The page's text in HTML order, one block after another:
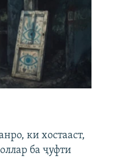
ки хостааст,
ба ҷуфти